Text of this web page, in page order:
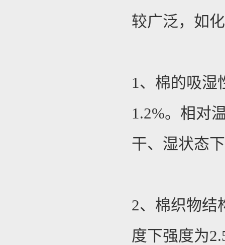
较广泛，如
1、棉的吸湿
1.2%。相对
干、湿状态
2、棉织物结
度下强度为